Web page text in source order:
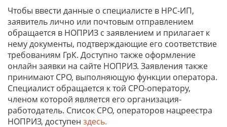
Чтобы ввести данные о специалисте в НРС-ИП,
заявитель лично или почтовым отправлением
обращается в НОПРИЗ с заявлением и прилагает к
нему документы, подтверждающие его соответствие
требованиям ГрК. Доступно также оформление
онлайн заявки на сайте НОПРИЗ. Заявления также
принимают СРО, выполняющую функции оператора.
Специалист обращается к той СРО-оператору,
членом которой является его организация-
работодатель. Список СРО, операторов нацреестра
НОПРИЗ, доступен здесь.